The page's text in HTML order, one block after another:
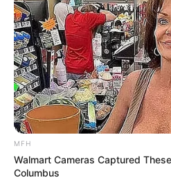
Sex Can Last 3 Hours
Recipe!
BOOSTARO
MFH
Walmart Cameras Captured
Columbus